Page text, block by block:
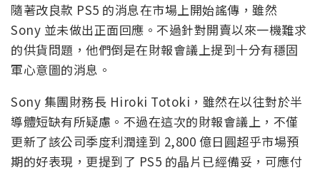
隨著改良款 PS5 的消息在市場上開始謠傳，雖然
Sony 並未做出正面回應。不過針對開賣以來一機難求
的供貨問題，他們倒是在財報會議上提到十分有穩固
軍心意圖的消息。
Sony 集團財務長 Hiroki Totoki，雖然在以往對於半
導體短缺有所疑慮。不過在這次的財報會議上，不僅
更新了該公司季度利潤達到 2,800 億日圓超乎市場預
期的好表現，更提到了 PS5 的晶片已經備妥，可應付